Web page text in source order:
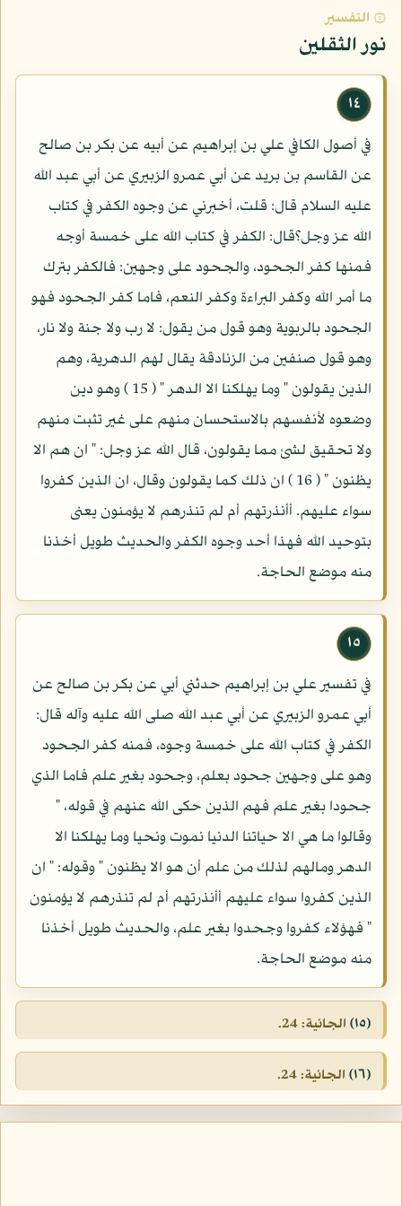
۞ التفسير
نور الثقلين
١٤
في أصول الكافي علي بن إبراهيم عن أبيه عن بكر بن صالح
عن القاسم بن بريد عن أبي عمرو الزبيري عن أبي عبد الله
عليه السلام قال: قلت، أخبرني عن وجوه الكفر في كتاب
الله عز وجل؟قال: الكفر في كتاب الله على خمسة أوجه
فمنها كفر الجحود، والجحود على وجهين: فالكفر بترك
ما أمر الله وكفر البراءة وكفر النعم، فاما كفر الجحود فهو
الجحود بالربوية وهو قول من يقول: لا رب ولا جنة ولا نار،
وهو قول صنفين من الزنادقة يقال لهم الدهرية، وهم
الذين يقولون " وما يهلكنا الا الدهر " ( 15 ) وهو دين
وضعوه لأنفسهم بالاستحسان منهم على غير تثبت منهم
ولا تحقيق لشئ مما يقولون، قال الله عز وجل: " ان هم الا
يظنون " ( 16 ) ان ذلك كما يقولون وقال، ان الذين كفروا
سواء عليهم. أأنذرتهم أم لم تنذرهم لا يؤمنون يعنى
بتوحيد الله فهذا أحد وجوه الكفر والحديث طويل أخذنا
منه موضع الحاجة.
١٥
في تفسير علي بن إبراهيم حدثني أبي عن بكر بن صالح عن
أبي عمرو الزبيري عن أبي عبد الله صلى الله عليه وآله قال:
الكفر في كتاب الله على خمسة وجوه، فمنه كفر الجحود
وهو على وجهين جحود بعلم، وجحود بغير علم فاما الذي
جحودا بغير علم فهم الذين حكى الله عنهم في قوله، "
وقالوا ما هي الا حياتنا الدنيا نموت ونحيا وما يهلكنا الا
الدهر ومالهم لذلك من علم أن هو الا يظنون " وقوله: " ان
الذين كفروا سواء عليهم أأنذرتهم أم لم تنذرهم لا يؤمنون
" فهؤلاء كفروا وجحدوا بغير علم، والحديث طويل أخذنا
منه موضع الحاجة.
(١٥) الجائية: 24.
(١٦) الجائية: 24.